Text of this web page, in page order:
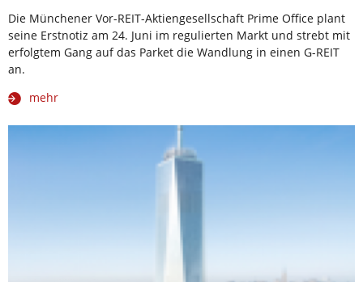
Die Münchener Vor-REIT-Aktiengesellschaft Prime Office plant
seine Erstnotiz am 24. Juni im regulierten Markt und strebt mit
erfolgtem Gang auf das Parket die Wandlung in einen G-REIT
an.
mehr